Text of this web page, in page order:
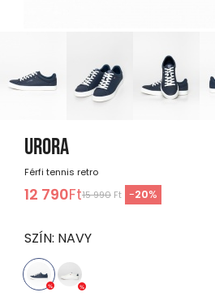
URORA
Férfi tennis retro
12 790Ft15 990 Ft -20%
SZÍN: NAVY